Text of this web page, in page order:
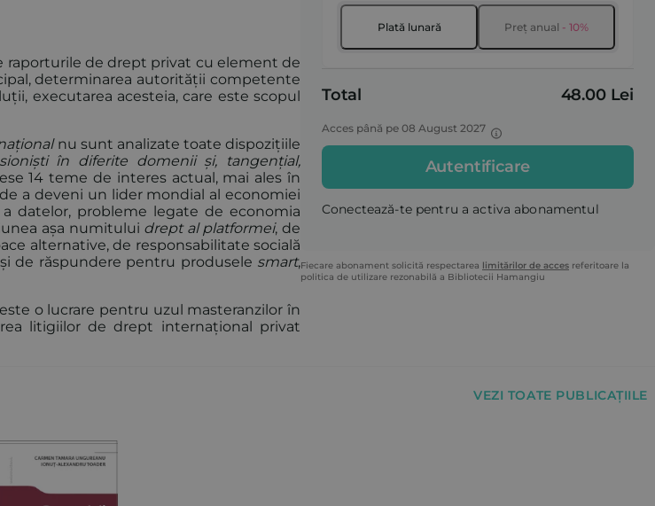
de drept privat cu element de
determinarea autorității competente
executarea acesteia, care este scopul
nu sunt analizate toate dispozițiile
în diferite domenii și, tangențial,
14 teme de interes actual, mai ales în
a deveni un lider mondial al economiei
datelor, probleme legate de economia
așa numitului drept al platformei, de
alternative, de responsabilitate socială
de răspundere pentru produsele smart,
o lucrare pentru uzul masteranzilor în
litigiilor de drept internațional privat
Plată lunară Preț anual - 10%
Total 48.00 Lei
Acces până pe 08 August 2027
Autentificare
Conectează-te pentru a activa abonamentul
Fiecare abonament solicită respectarea limitărilor de acces referitoare la
politica de utilizare rezonabilă a Bibliotecii Hamangiu
VEZI TOATE PUBLICAȚIILE